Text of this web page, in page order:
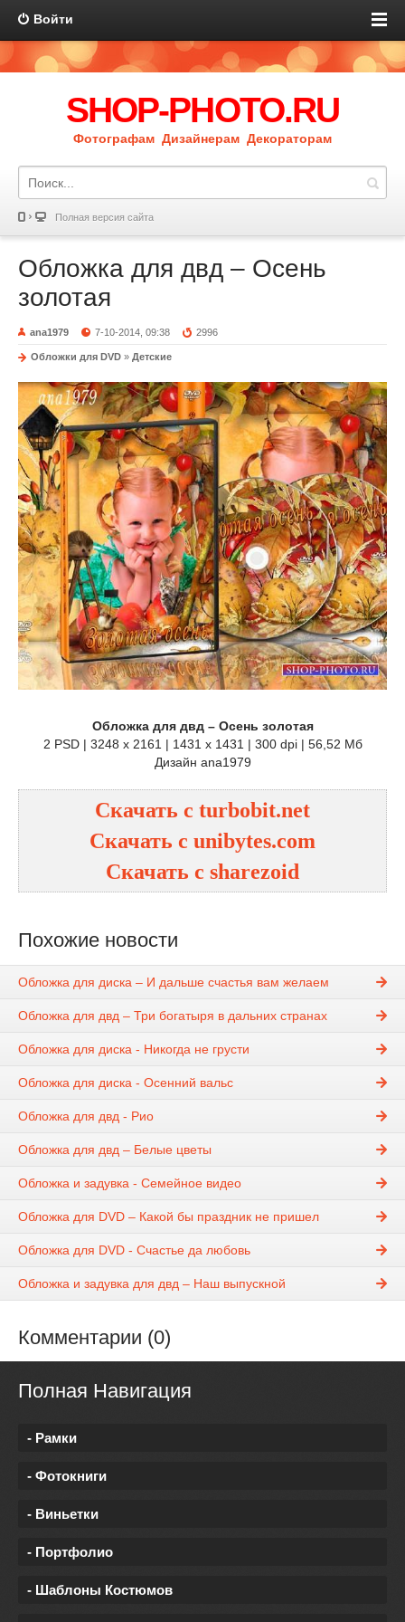
Войти
SHOP-PHOTO.RU
Фотографам Дизайнерам Декораторам
Полная версия сайта
Обложка для двд – Осень
золотая
ana1979 7-10-2014, 09:38 2996
Обложки для DVD » Детские
Обложка для двд – Осень золотая
2 PSD | 3248 x 2161 | 1431 x 1431 | 300 dpi | 56,52 Мб
Дизайн ana1979
Скачать с turbobit.net
Скачать с unibytes.com
Скачать с sharezoid
Похожие новости
Обложка для диска – И дальше счастья вам желаем
Обложка для двд – Три богатыря в дальних странах
Обложка для диска - Никогда не грусти
Обложка для диска - Осенний вальс
Обложка для двд - Рио
Обложка для двд – Белые цветы
Обложка и задувка - Семейное видео
Обложка для DVD – Какой бы праздник не пришел
Обложка для DVD - Счастье да любовь
Обложка и задувка для двд – Наш выпускной
Комментарии (0)
Полная Навигация
- Рамки
- Фотокниги
- Виньетки
- Портфолио
- Шаблоны Костюмов